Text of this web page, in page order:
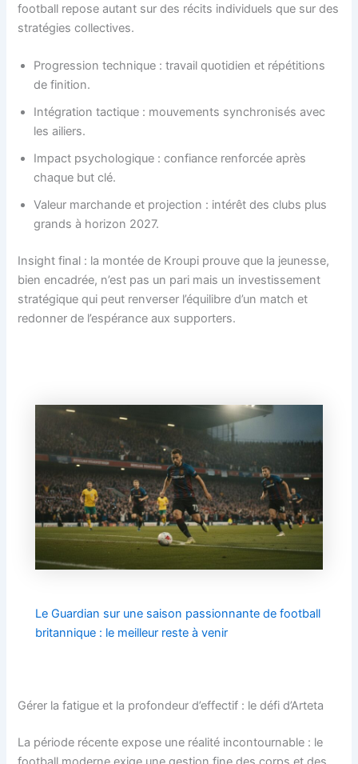
football repose autant sur des récits individuels que sur des
stratégies collectives.
Progression technique : travail quotidien et répétitions
de finition.
Intégration tactique : mouvements synchronisés avec
les ailiers.
Impact psychologique : confiance renforcée après
chaque but clé.
Valeur marchande et projection : intérêt des clubs plus
grands à horizon 2027.
Insight final : la montée de Kroupi prouve que la jeunesse,
bien encadrée, n’est pas un pari mais un investissement
stratégique qui peut renverser l’équilibre d’un match et
redonner de l’espérance aux supporters.
Le Guardian sur une saison passionnante de football
britannique : le meilleur reste à venir
Gérer la fatigue et la profondeur d’effectif : le défi d’Arteta
La période récente expose une réalité incontournable : le